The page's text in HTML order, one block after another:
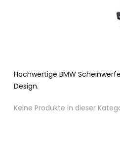
Hochwertige BMW
Design.
Keine Produkte in dieser